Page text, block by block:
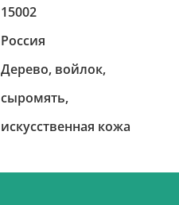
15002
Россия
Дерево, войлок,
сыромять,
искусственная кожа